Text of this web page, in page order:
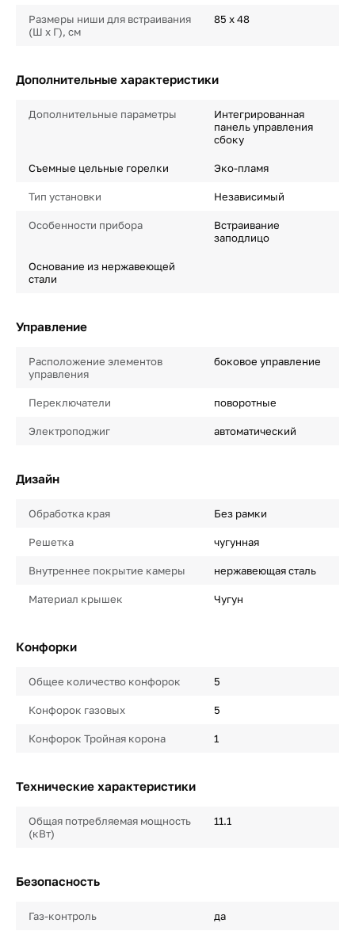
Размеры ниши для встраивания
(Ш х Г), см
85 х 48
Дополнительные характеристики
Дополнительные параметры
Интегрированная
панель управления
сбоку
Съемные цельные горелки Эко-пламя
Тип установки Независимый
Особенности прибора
Встраивание
заподлицо
Основание из нержавеющей
стали
Управление
Расположение элементов
управления
боковое управление
Переключатели поворотные
Электроподжиг автоматический
Дизайн
Обработка края Без рамки
Решетка чугунная
Внутреннее покрытие камеры нержавеющая сталь
Материал крышек Чугун
Конфорки
Общее количество конфорок 5
Конфорок газовых 5
Конфорок Тройная корона 1
Технические характеристики
Общая потребляемая мощность
(кВт)
11.1
Безопасность
Газ-контроль да